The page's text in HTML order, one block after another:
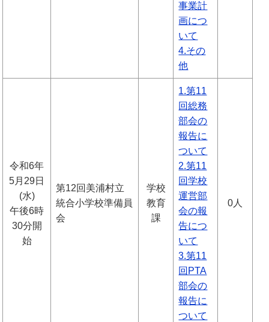
事業計
画につ
いて
4.その
他
令和6年
5月29日
(水)
午後6時
30分開
始
第12回美浦村立
統合小学校準備員
会
学校
教育
課
1.第11
回総務
部会の
報告に
ついて
2.第11
回学校
運営部
会の報
告につ
いて
3.第11
回PTA
部会の
報告に
ついて
0人